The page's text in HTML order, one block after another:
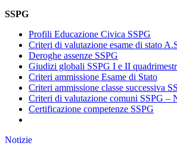
SSPG
Profili Educazione Civica SSPG
Criteri di valutazione esame di stato
Deroghe assenze SSPG
Giudizi globali SSPG I e II
Criteri ammissione Esame di Stato
Criteri ammissione classe successiva
Criteri di valutazione comuni SSPG –
Certificazione competenze SSPG
Notizie